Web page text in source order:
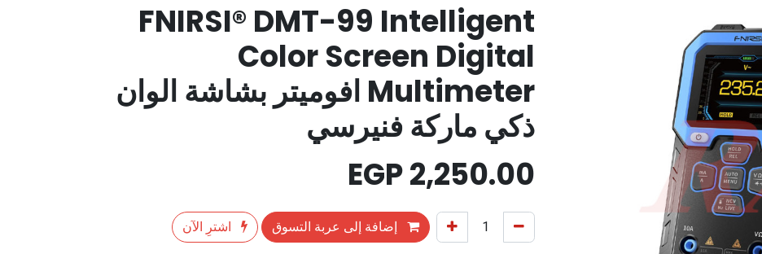
FNIRSI® DMT-99 Intelligent
Color Screen Digital
Multimeter افوميتر بشاشة الوان
ذكي ماركة فنيرسي
2,250.00
إضافة إلى عربة التسوق
اشترِ الآن